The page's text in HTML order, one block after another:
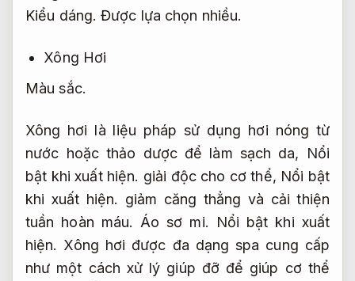
Kiểu dáng. Được lựa chọn nhiều.
Xông Hơi
Màu sắc.
Xông hơi là liệu pháp sử dụng hơi nóng từ
nước hoặc thảo dược để làm sạch da,
Nổi
bật khi xuất hiện. giải độc cho cơ thể, Nổi bật
khi xuất hiện. giảm căng thẳng và cải thiện
tuần hoàn máu. Áo sơ mi.
Nổi bật khi xuất
hiện. Xông hơi được đa dạng spa cung cấp
như một cách xử lý giúp đỡ để giúp cơ thể